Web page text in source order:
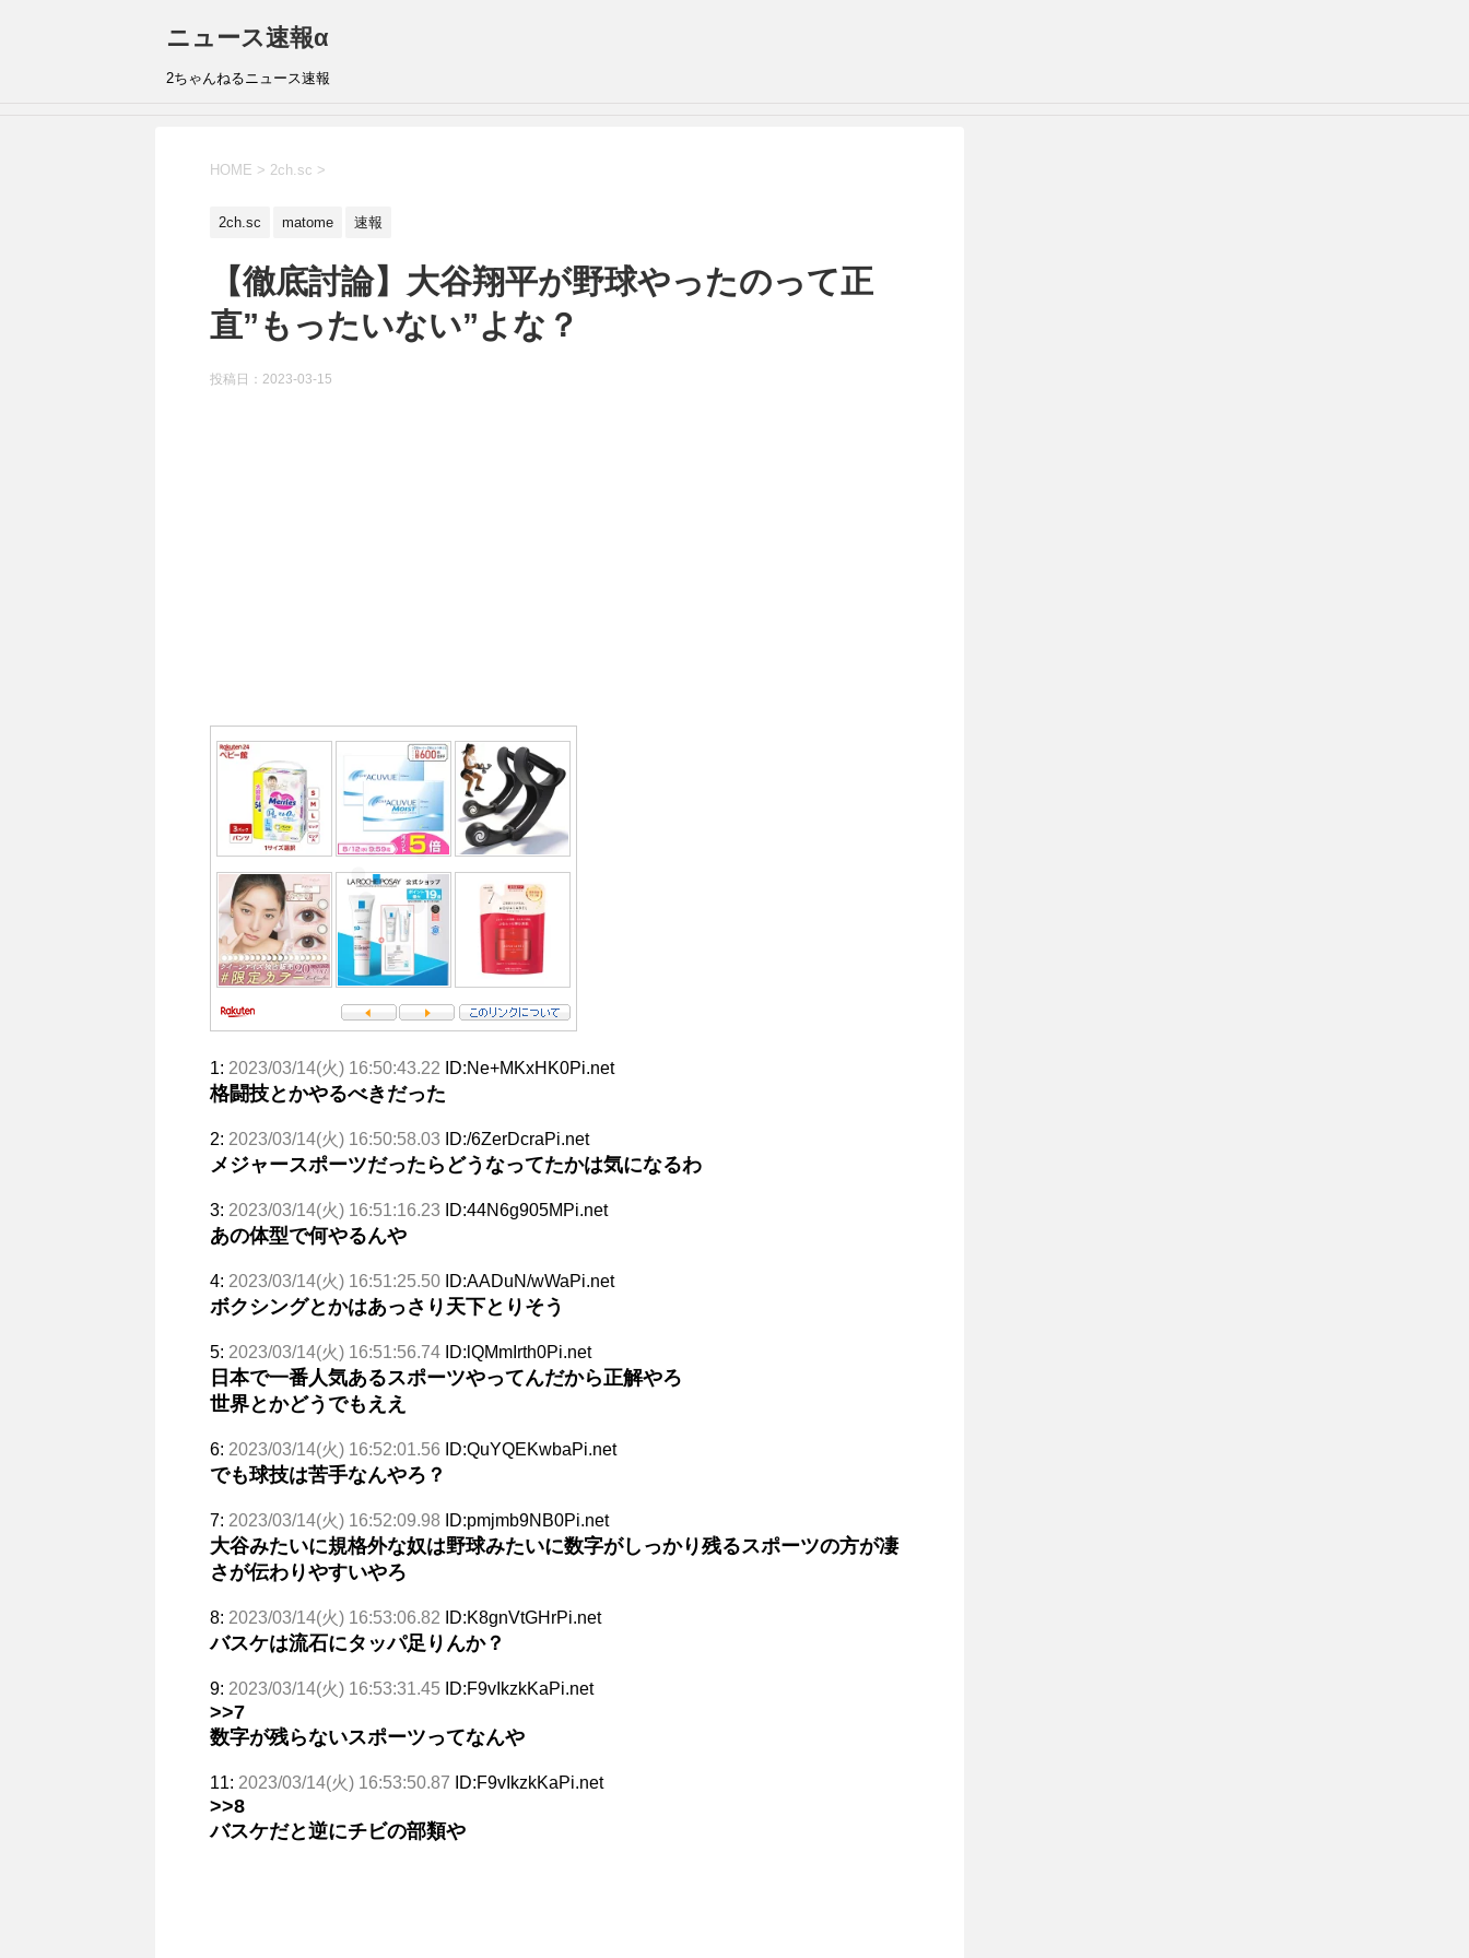
ニュース速報α
2ちゃんねるニュース速報
HOME > 2ch.sc >
2ch.sc matome 速報
【徹底討論】大谷翔平が野球やったのって正
直”もったいない”よな？
投稿日： 2023-03-15
1: 2023/03/14(火) 16:50:43.22 ID:Ne+MKxHK0Pi.net
格闘技とかやるべきだった
2: 2023/03/14(火) 16:50:58.03 ID:/6ZerDcraPi.net
メジャースポーツだったらどうなってたかは気になるわ
3: 2023/03/14(火) 16:51:16.23 ID:44N6g905MPi.net
あの体型で何やるんや
4: 2023/03/14(火) 16:51:25.50 ID:AADuN/wWaPi.net
ボクシングとかはあっさり天下とりそう
5: 2023/03/14(火) 16:51:56.74 ID:lQMmIrth0Pi.net
日本で一番人気あるスポーツやってんだから正解やろ
世界とかどうでもええ
6: 2023/03/14(火) 16:52:01.56 ID:QuYQEKwbaPi.net
でも球技は苦手なんやろ？
7: 2023/03/14(火) 16:52:09.98 ID:pmjmb9NB0Pi.net
大谷みたいに規格外な奴は野球みたいに数字がしっかり残るスポーツの方が凄
さが伝わりやすいやろ
8: 2023/03/14(火) 16:53:06.82 ID:K8gnVtGHrPi.net
バスケは流石にタッパ足りんか？
9: 2023/03/14(火) 16:53:31.45 ID:F9vIkzkKaPi.net
>>7
数字が残らないスポーツってなんや
11: 2023/03/14(火) 16:53:50.87 ID:F9vIkzkKaPi.net
>>8
バスケだと逆にチビの部類や